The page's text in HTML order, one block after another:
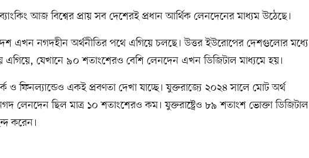
আজ বিশ্বের প্রায় সব দেশেরই প্রধান আর্থিক লেনদেনের মাধ্যম উঠেছে।
এখন নগদহীন অর্থনীতির পথে এগিয়ে চলছে। উত্তর ইউরোপের দেশগুলোর মধ্যে
যেখানে ৯০ শতাংশেরও বেশি লেনদেন এখন ডিজিটাল মাধ্যমে হয়।
ও ফিনল্যান্ডেও একই প্রবণতা দেখা যাচ্ছে। যুক্তরাজ্যে ২০২৪ সালে মোট অর্থ
লেনদেন ছিল মাত্র ১০ শতাংশেরও কম। যুক্তরাষ্ট্রেও ৮৯ শতাংশ ভোক্তা ডিজিটাল
করেন।